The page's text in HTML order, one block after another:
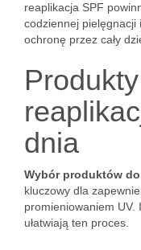
reaplikacja SPF
codziennej pielęgnacji
ochronę przez cały
dnia
Wybór produktów
kluczowy dla
promieniowaniem UV.
ułatwiają ten proces.